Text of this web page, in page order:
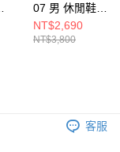
07 男 休閒鞋
IH1221900
NT$2,690
NT$3,800
客服